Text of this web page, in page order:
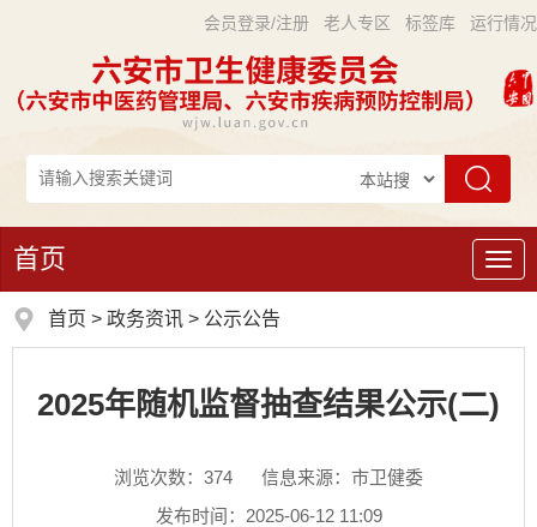
会员登录/注册 老人专区 标签库 运行情况
导
首页
首页 > 政务资讯 > 公示公告
2025年随机监督抽查结果公示(二)
浏览次数： 374
信息来源：市卫健委
发布时间：2025-06-12 11:09